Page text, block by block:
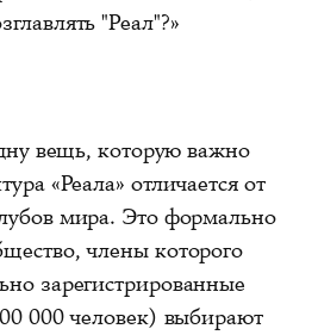
"Реал"?»
вещь, которую важно
«Реала» отличается от
мира. Это формально
члены которого
зарегистрированные
000 человек) выбирают